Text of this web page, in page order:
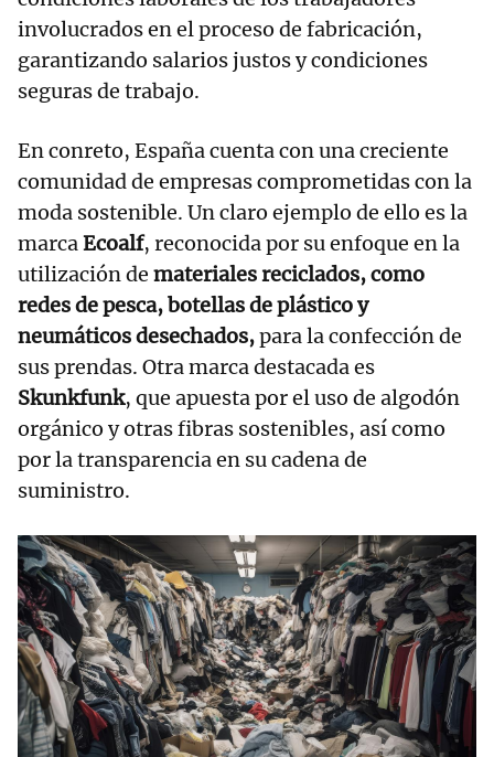
involucrados en el proceso de fabricación,
garantizando salarios justos y condiciones
seguras de trabajo.
En conreto, España cuenta con una creciente
comunidad de empresas comprometidas con la
moda sostenible. Un claro ejemplo de ello es la
marcaEcoalf, reconocida por su enfoque en la
utilización de materiales reciclados, como
redes de pesca, botellas de plástico y
neumáticos desechados,para la confección de
sus prendas. Otra marca destacada es
Skunkfunk, que apuesta por el uso de algodón
orgánico y otras fibras sostenibles, así como
por la transparencia en su cadena de
suministro.